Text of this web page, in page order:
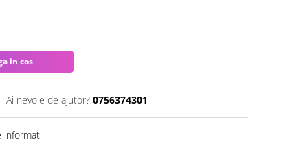
in cos
Ai nevoie de ajutor? 0756374301
informatii